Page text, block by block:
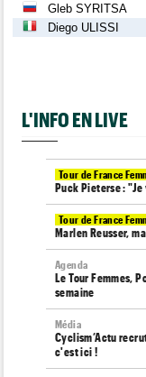
Gleb SYRITSA
Diego ULISSI
L'INFO EN LIVE
Tour de France
Puck Pieterse :
Tour de France
Marlen Reusser,
Agenda
Le Tour Femmes,
semaine
Média
Cyclism’Actu
c'est ici !